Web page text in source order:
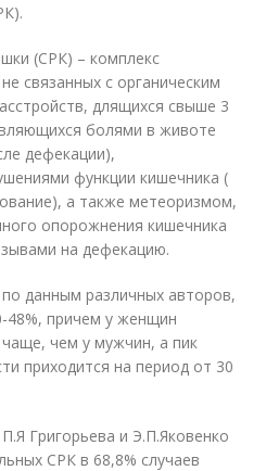
(СРК) – комплекс
связанных с органическим
длящихся свыше 3
болями в животе
дефекации),
функции кишечника (
а также метеоризмом,
опорожнения кишечника
на дефекацию.
данным различных авторов,
48%, причем у женщин
чаще, чем у мужчин, а пик
приходится на период от 30
Григорьева и Э.П.Яковенко
СРК в 68,8% случаев